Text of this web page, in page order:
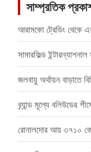
সাম্প্রতিক
আরামকো ট্রেডিং থেকে
সামারফিল্ড
জলবায়ু অর্থায়ন বাড়াতে
ব্র্যান্ড মূল্যে বলিউডের
রোনালদোর আয় ৩৭১০